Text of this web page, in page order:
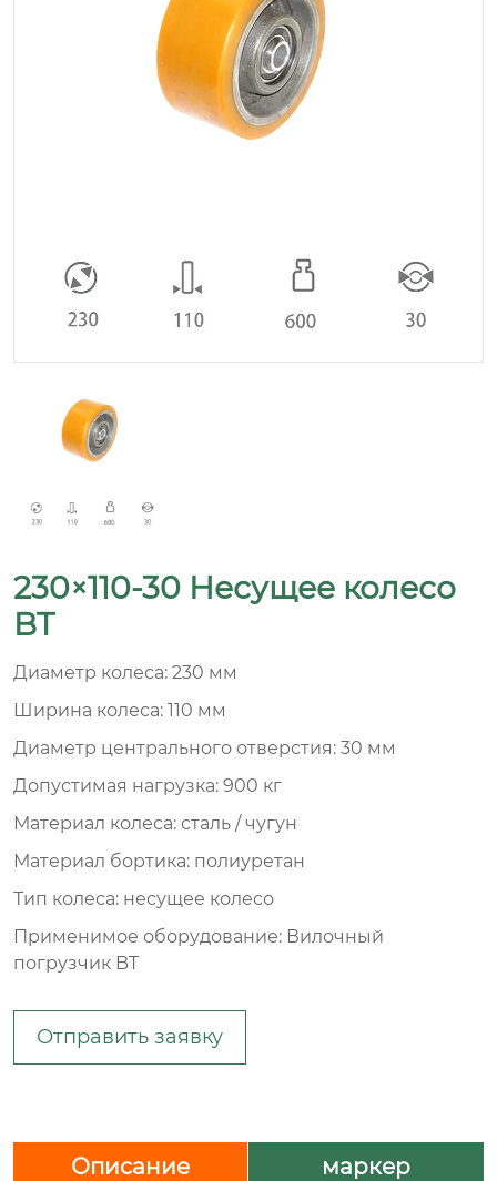
230×110-30 Несущее колесо
BT
Диаметр колеса: 230 мм
Ширина колеса: 110 мм
Диаметр центрального отверстия: 30 мм
Допустимая нагрузка: 900 кг
Материал колеса: сталь / чугун
Материал бортика: полиуретан
Тип колеса: несущее колесо
Применимое оборудование: Вилочный
погрузчик BT
Отправить заявку
Описание маркер